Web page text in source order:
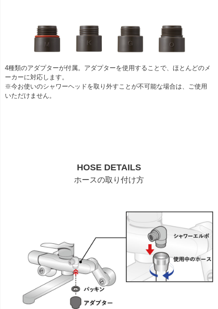
4種類のアダプターが付属。アダプターを使用することで、ほとんどのメ
ーカーに対応します。
※今お使いのシャワーヘッドを取り外すことが不可能な場合は、ご使用
いただけません。
HOSE DETAILS
ホースの取り付け方